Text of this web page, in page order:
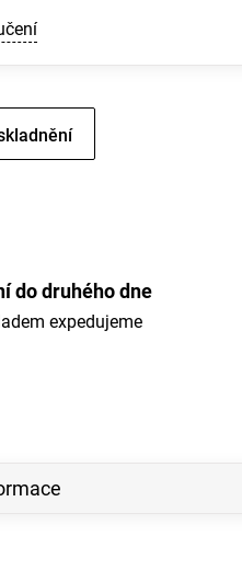
do druhého dne
expedujeme